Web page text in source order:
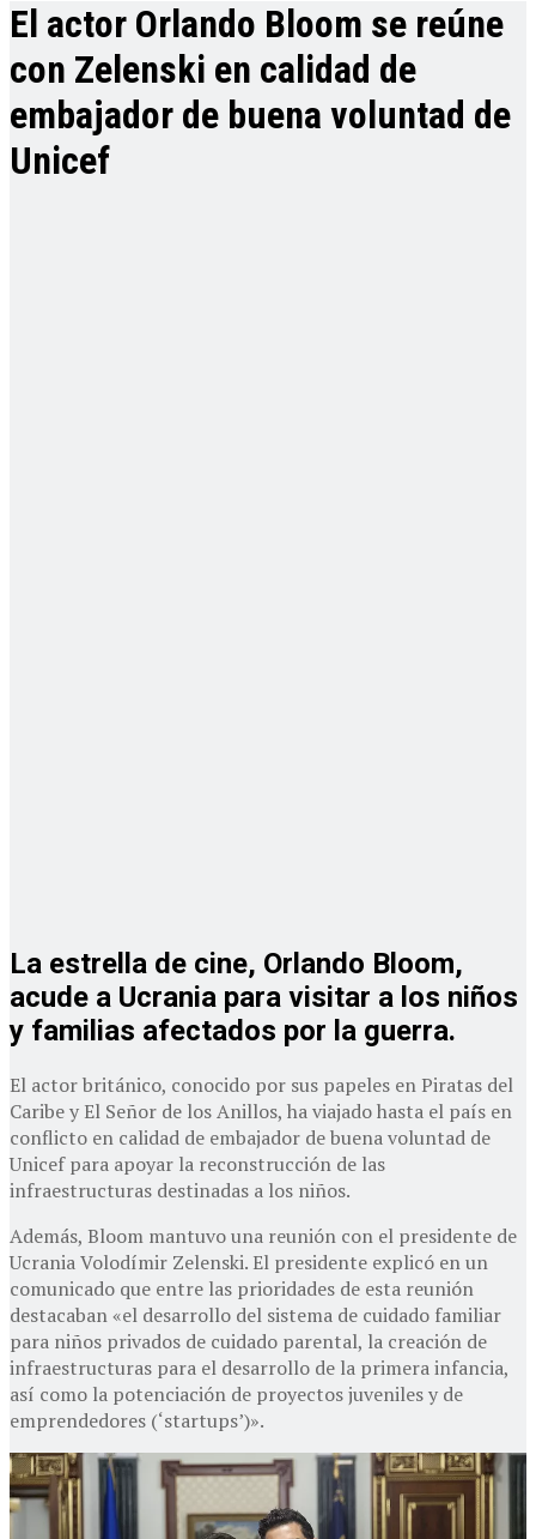
El actor Orlando Bloom se reúne
con Zelenski en calidad de
embajador de buena voluntad de
Unicef
La estrella de cine, Orlando Bloom,
acude a Ucrania para visitar a los niños
y familias afectados por la guerra.
El actor británico, conocido por sus papeles en Piratas del
Caribe y El Señor de los Anillos, ha viajado hasta el país en
conflicto en calidad de embajador de buena voluntad de
Unicef para apoyar la reconstrucción de las
infraestructuras destinadas a los niños.
Además, Bloom mantuvo una reunión con el presidente de
Ucrania Volodímir Zelenski. El presidente explicó en un
comunicado que entre las prioridades de esta reunión
destacaban «el desarrollo del sistema de cuidado familiar
para niños privados de cuidado parental, la creación de
infraestructuras para el desarrollo de la primera infancia,
así como la potenciación de proyectos juveniles y de
emprendedores (‘startups’)».